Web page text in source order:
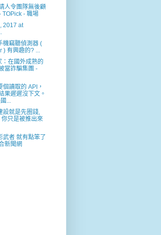
令團隊無後顧
TOPick - 職場
2017 at
機竊聽偵測器 (
) 有興趣的? ...
在國外成熟的
當詐騙集團 -
讀取的 API，
果遲遲沒下文。
...
設就是先圈錢,
只是被推出來
武者 就有點笨了
新聞網